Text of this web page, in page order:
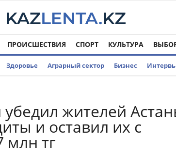
ПРОИСШЕСТВИЯ СПОРТ КУЛЬТУРА
Здоровье Аграрный сектор Бизнес
жителей
и оставил их с
млн тг